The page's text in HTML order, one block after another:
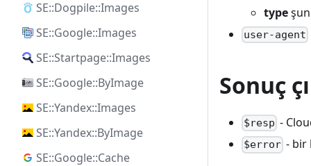
SE::Dogpile::Images
SE::Google::Images
SE::Startpage::Images
SE::Google::ByImage
SE::Yandex::Images
SE::Yandex::ByImage
SE::Google::Cache
type
user-agent
Sonuç
$resp -
$error - bir